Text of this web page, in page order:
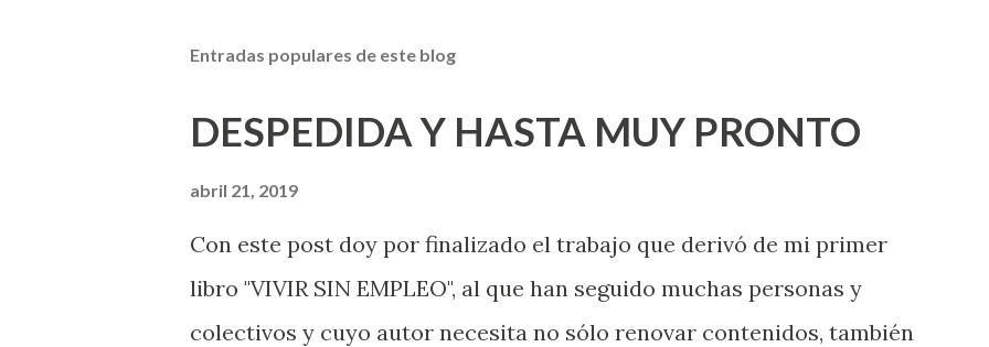
Entradas populares de este blog
DESPEDIDA Y HASTA MUY PRONTO
abril 21, 2019
Con este post doy por finalizado el trabajo que derivó de mi primer
libro "VIVIR SIN EMPLEO", al que han seguido muchas personas y
colectivos y cuyo autor necesita no sólo renovar contenidos, también